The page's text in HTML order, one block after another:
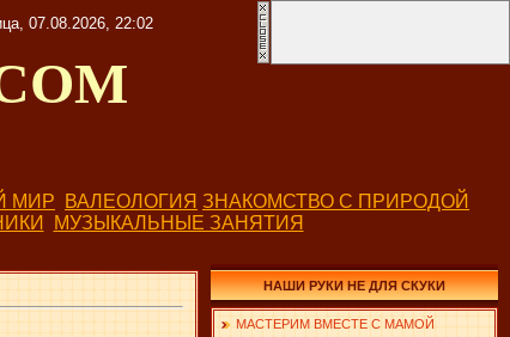
07.08.2026, 22:02
МИР ВАЛЕОЛОГИЯ ЗНАКОМСТВО С ПРИРОДОЙ
МУЗЫКАЛЬНЫЕ ЗАНЯТИЯ
НАШИ РУКИ НЕ ДЛЯ СКУКИ
МАСТЕРИМ ВМЕСТЕ С МАМОЙ